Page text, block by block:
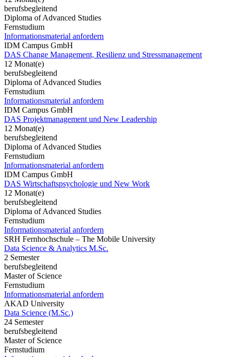
berufsbegleitend
Diploma of Advanced Studies
Fernstudium
Informationsmaterial anfordern
IDM Campus GmbH
DAS Change Management, Resilienz und Stressmanagement
12 Monat(e)
berufsbegleitend
Diploma of Advanced Studies
Fernstudium
Informationsmaterial anfordern
IDM Campus GmbH
DAS Projektmanagement und New Leadership
12 Monat(e)
berufsbegleitend
Diploma of Advanced Studies
Fernstudium
Informationsmaterial anfordern
IDM Campus GmbH
DAS Wirtschaftspsychologie und New Work
12 Monat(e)
berufsbegleitend
Diploma of Advanced Studies
Fernstudium
Informationsmaterial anfordern
SRH Fernhochschule – The Mobile University
Data Science & Analytics M.Sc.
2 Semester
berufsbegleitend
Master of Science
Fernstudium
Informationsmaterial anfordern
AKAD University
Data Science (M.Sc.)
24 Semester
berufsbegleitend
Master of Science
Fernstudium